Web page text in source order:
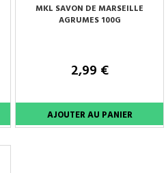
MKL SAVON DE MARSEILLE
AGRUMES 100G
2,99 €